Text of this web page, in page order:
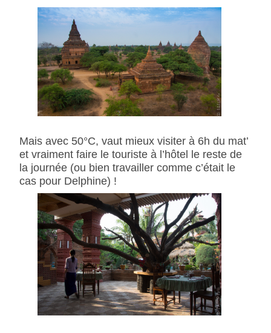
Mais avec 50°C, vaut mieux visiter à 6h du mat’
et vraiment faire le touriste à l’hôtel le reste de
la journée (ou bien travailler comme c’était le
cas pour Delphine) !